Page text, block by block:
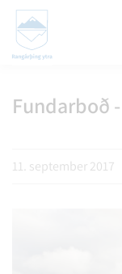
Fundarboð
11. september 2017
Leita á vef